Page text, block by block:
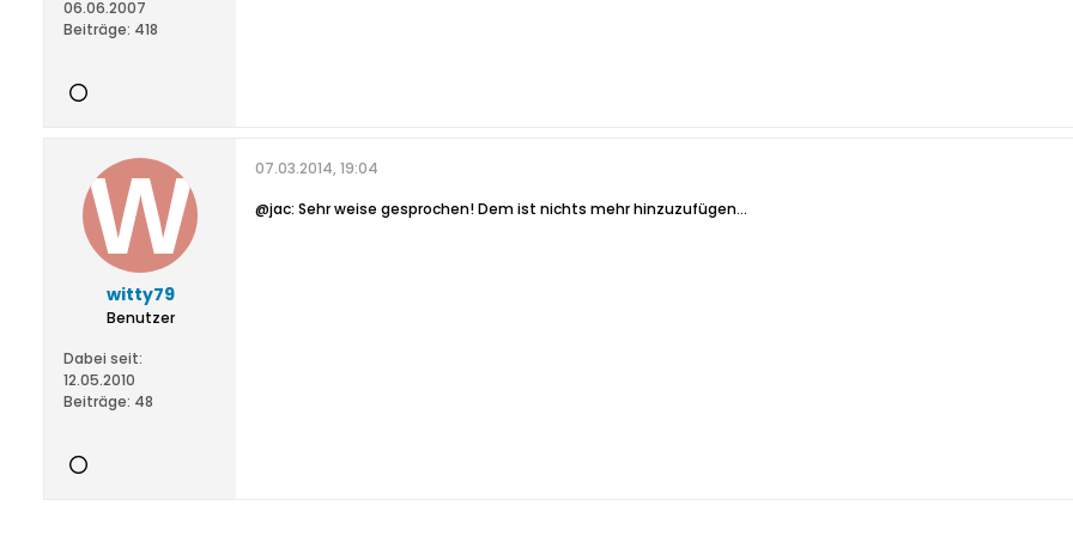
06.06.2007
Beiträge: 418
witty79
Benutzer
Dabei seit:
12.05.2010
Beiträge: 48
07.03.2014, 19:04
@jac: Sehr weise gesprochen! Dem ist nichts mehr hinzuzufügen...